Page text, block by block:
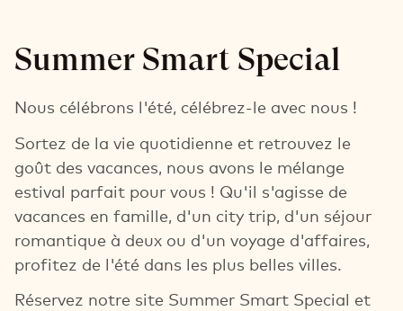
Summer Smart Special
Nous célébrons l'été, célébrez-le avec nous !
Sortez de la vie quotidienne et retrouvez le
goût des vacances, nous avons le mélange
estival parfait pour vous ! Qu'il s'agisse de
vacances en famille, d'un city trip, d'un séjour
romantique à deux ou d'un voyage d'affaires,
profitez de l'été dans les plus belles villes.
Réservez notre site Summer Smart Special et